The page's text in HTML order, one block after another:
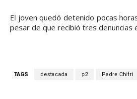
El joven quedó detenido pocas
pesar de que recibió tres denuncias
TAGS destacada p2 Padre Chifri